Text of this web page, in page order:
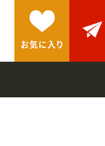
お気に入り